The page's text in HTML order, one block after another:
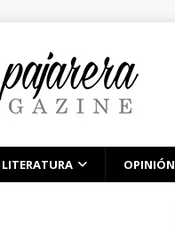
LITERATURA OPINIÓN